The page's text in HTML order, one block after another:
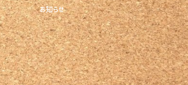
お知らせ